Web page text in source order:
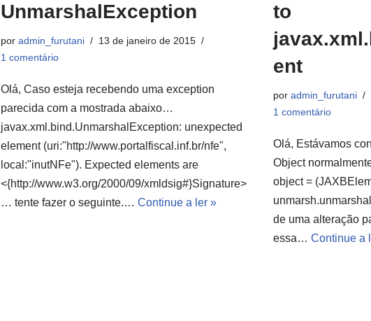
UnmarshalException
por admin_furutani
13 de janeiro de 2015
1 comentário
Olá, Caso esteja recebendo uma exception
parecida com a mostrada abaixo…
javax.xml.bind.UnmarshalException: unexpected
element (uri:"http://www.portalfiscal.inf.br/nfe",
local:"inutNFe"). Expected elements are
<{http://www.w3.org/2000/09/xmldsig#}Signature>
… tente fazer o seguinte.… Continue a ler »
to
ent
por admin_furutani
1 comentário
Olá, Estávamos
Object
object =
de uma alteração
essa… Continue a